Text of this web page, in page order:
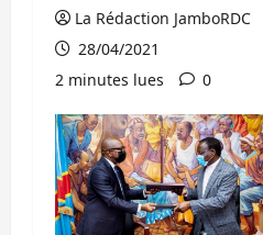
La Rédaction JamboRDC
28/04/2021
2 minutes lues
0